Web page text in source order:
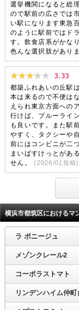
選挙機関になると総
ので駅前の広さでは
い駅になります東急
のように駅前ではド
す。飲食店系がかな
色んな選択肢があり
3.33
都築ふれあいの丘駅
本は来るので不便は
えられ東京方面への
行けば、ブルーライ
も良いです。また駅
やすく、タクシーや
前にはコンビニが二
まいばすけっとがあ
せん。
(2026/01 投稿)
横浜市都筑区におけるマ
ラ ポニージュ
メゾンクレール2
コーポラストマト
リンデンハイム仲町